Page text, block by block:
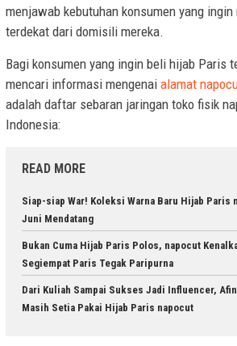
menjawab kebutuhan konsumen yang
terdekat dari domisili mereka.
Bagi konsumen yang ingin beli hijab Paris
mencari informasi mengenai alamat
adalah daftar sebaran jaringan toko fisik
Indonesia:
READ MORE
Siap-siap War! Koleksi Warna Baru Hijab Paris
Juni Mendatang
Bukan Cuma Hijab Paris Polos, napocut
Segiempat Paris Tegak Paripurna
Dari Kuliah Sampai Sukses Jadi Influencer,
Masih Setia Pakai Hijab Paris napocut